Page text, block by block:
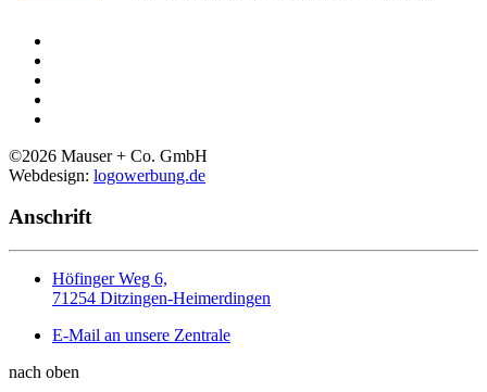
©2026 Mauser + Co. GmbH
Webdesign: logowerbung.de
Anschrift
Höfinger Weg 6,
71254 Ditzingen-Heimerdingen
E-Mail an unsere Zentrale
nach oben